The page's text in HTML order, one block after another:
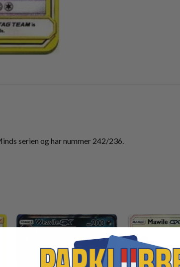
serien og har nummer 242/236.